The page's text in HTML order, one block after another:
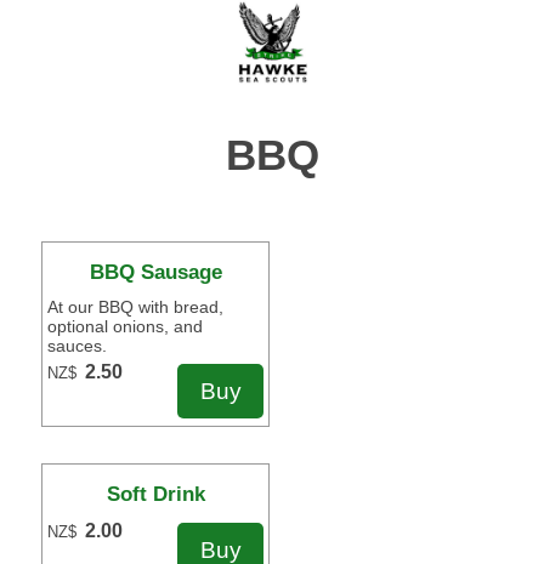
BBQ
BBQ Sausage
At our BBQ with bread,
optional onions, and
sauces.
NZ$ 2.50
Soft Drink
NZ$ 2.00